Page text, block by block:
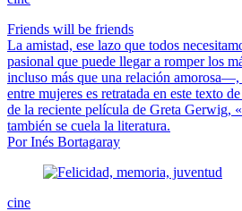
Friends will be friends
La amistad, ese lazo que todos
pasional que puede llegar a romper los
incluso más que una relación amorosa—,
entre mujeres es retratada en este texto
de la reciente película de Greta Gerwig,
también se cuela la literatura.
Por Inés Bortagaray
cine